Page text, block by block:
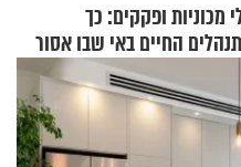
מכוניות ופקקים: כך
החיים באי שבו אסור
לנהוג כבר יותר מ-120 שנה